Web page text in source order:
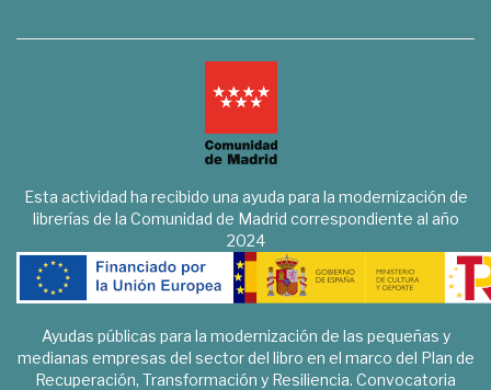
Esta actividad ha recibido una ayuda para la modernización de
librerías de la Comunidad de Madrid correspondiente al año
2024
Ayudas públicas para la modernización de las pequeñas y
medianas empresas del sector del libro en el marco del Plan de
Recuperación, Transformación y Resiliencia. Convocatoria